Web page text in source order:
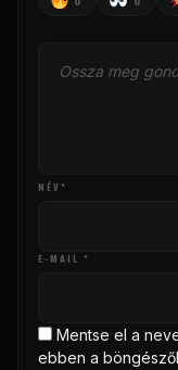
NÉV*
E-MAIL *
Mentse el a
ebben a